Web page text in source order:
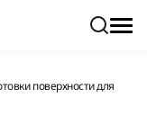
поверхности для